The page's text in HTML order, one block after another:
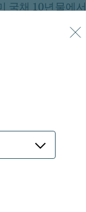
국채 10년물에서
익률은 13.7%
이션과 국채
내수 중심적
는 곳은 25%에
배로 30년만에